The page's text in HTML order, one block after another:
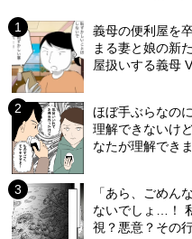
義母の便利屋を
まる妻と娘の新
屋扱いする義母
ほぼ手ぶらなの
理解できないけ
なたが理解でき
「あら、ごめん
ないでしょ…！
視？悪意？その